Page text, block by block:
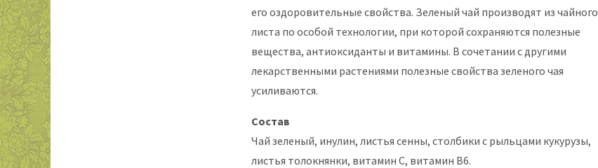
его оздоровительные свойства. Зеленый чай производят из чайного
листа по особой технологии, при которой сохраняются полезные
вещества, антиоксиданты и витамины. В сочетании с другими
лекарственными растениями полезные свойства зеленого чая
усиливаются.
Состав
Чай зеленый, инулин, листья сенны, столбики с рыльцами кукурузы,
листья толокнянки, витамин С, витамин В6.